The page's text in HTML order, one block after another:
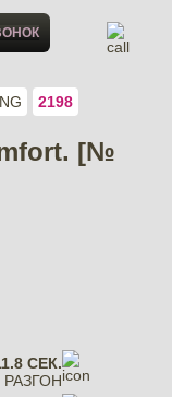
2198
[№
СЕК.
РАЗГОН